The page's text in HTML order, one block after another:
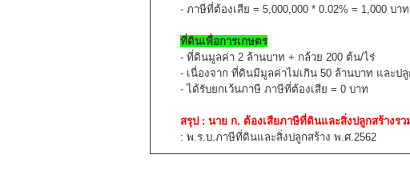
- ภาษีที่ต้องเสีย = 5,000,000 * 0.02% = 1,000 บาท
ที่ดินเพื่อการเกษตร
- ที่ดินมูลค่า 2 ล้านบาท + กล้วย 200 ต้น/ไร่
- เนื่องจาก ที่ดินมีมูลค่าไม่เกิน 50 ล้านบาท และ
- ได้รับยกเว้นภาษี ภาษีที่ต้องเสีย = 0 บาท
สรุป : นาย ก. ต้องเสียภาษีที่ดินและสิ่งปลูกสร้างรว
: พ.ร.บ.ภาษีที่ดินและสิ่งปลูกสร้าง พ.ศ.2562